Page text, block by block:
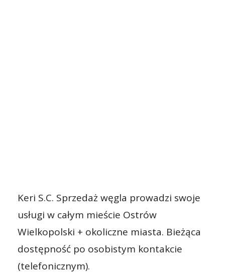
Keri S.C. Sprzedaż węgla prowadzi swoje
usługi w całym mieście Ostrów
Wielkopolski + okoliczne miasta. Bieżąca
dostępność po osobistym kontakcie
(telefonicznym).